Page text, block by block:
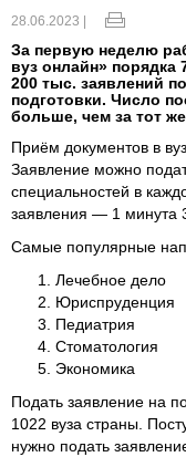
28.06.2023 |
За первую неделю
вуз онлайн» порядка
200 тыс. заявлений
подготовки. Число
больше, чем за тот
Приём документов в
Заявление можно
специальностей в
заявления — 1 минута
Самые популярные
Лечебное дело
Юриспруденция
Педиатрия
Стоматология
Экономика
Подать заявление на
1022 вуза страны.
нужно подать